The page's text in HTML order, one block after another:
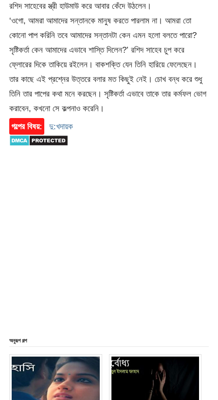
রশিদ সাহেবের স্ত্রী হাউমাউ করে আবার কেঁদে উঠলেন।
‘ওগো, আমরা আমাদের সন্তানকে মানুষ করতে পারলাম না। আমরা তো
কোনো পাপ করিনি তবে আমাদের সন্তানটা কেন এমন হলো বলতে পারো?
সৃষ্টিকর্তা কেন আমাদের এভাবে শাস্তি দিলেন?’ রশিদ সাহেব চুপ করে
ফ্লোরের দিকে তাকিয়ে রইলেন। বাকশক্তি যেন তিনি হারিয়ে ফেলেছেন।
তার কাছে এই প্রশ্নের উত্তরে বলার মত কিছুই নেই। চোখ বন্ধ করে শুধু
তিনি তার পাপের কথা মনে করছেন। সৃষ্টিকর্তা এভাবে তাকে তার কর্মফল ভোগ
করাবেন, কখনো সে কল্পনাও করেনি।
গল্পের বিষয়:
দু:খদায়ক
অনুরূপ গল্প